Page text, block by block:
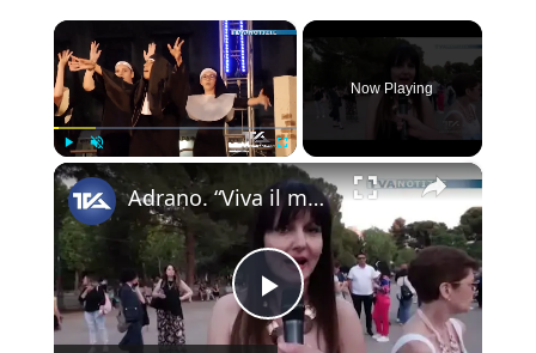
×
Play Unmute Fullscreen
Now Playing
×
Play
Adrano. “Viva il musical”. Alla villa comunale protagonisti gli alunni della scuola media Mazzini